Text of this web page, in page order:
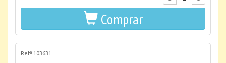
Comprar
Refª 103631